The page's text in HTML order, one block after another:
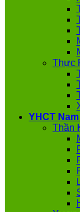
Thực
YHCT
Thần